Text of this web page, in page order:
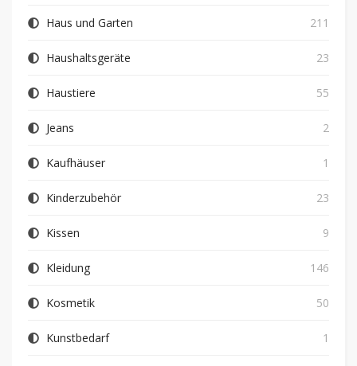
Haus und Garten 211
Haushaltsgeräte 23
Haustiere 55
Jeans 2
Kaufhäuser 1
Kinderzubehör 23
Kissen 9
Kleidung 146
Kosmetik 50
Kunstbedarf 1